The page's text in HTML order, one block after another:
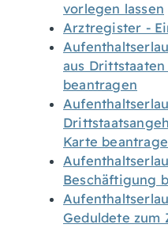
vorlegen lassen
Arztregister -
aus Drittstaaten
beantragen
Karte
Beschäftigung
Geduldete zum